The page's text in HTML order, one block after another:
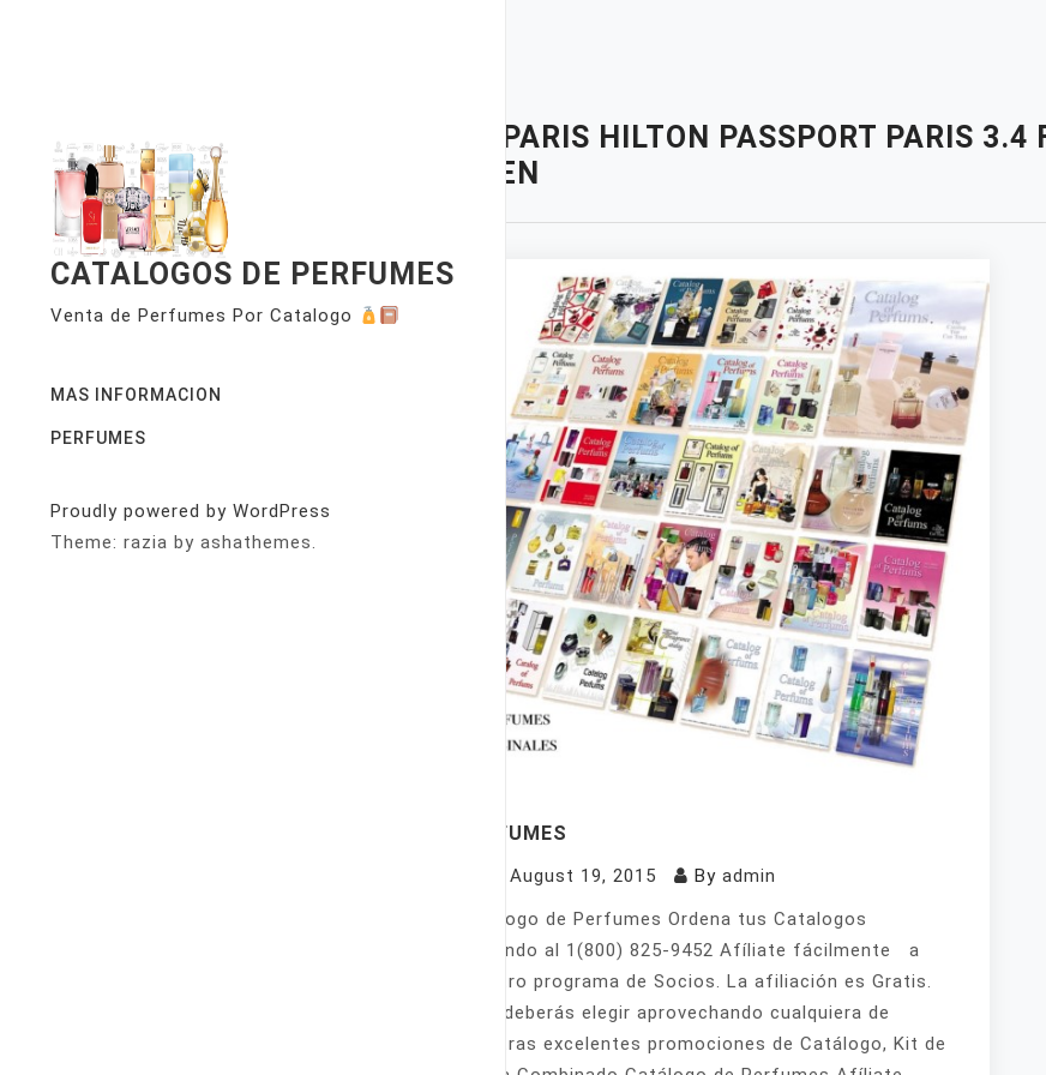
CATALOGOS DE PERFUMES
Venta de Perfumes Por Catalogo
MAS INFORMACION
PERFUMES
Proudly powered by WordPress
Theme: razia by ashathemes.
PARIS HILTON PASSPORT PARIS
WOMEN
PERFUMES
August 19, 2015 By admin
Catálogo de Perfumes Ordena tus Catalogos
llamando al 1(800) 825-9452 Afíliate fácilmente a
nuestro programa de Socios. La afiliación es Gratis.
Sólo deberás elegir aprovechando cualquiera de
nuestras excelentes promociones de Catálogo, Kit de